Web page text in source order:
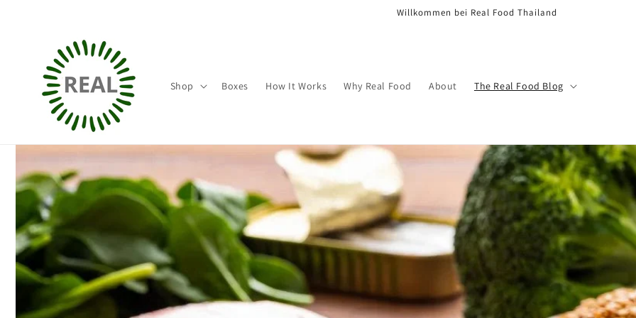
Willkommen bei Real Food Thailand
Shop Boxes How It Works Why Real Food About The Real Food Blog